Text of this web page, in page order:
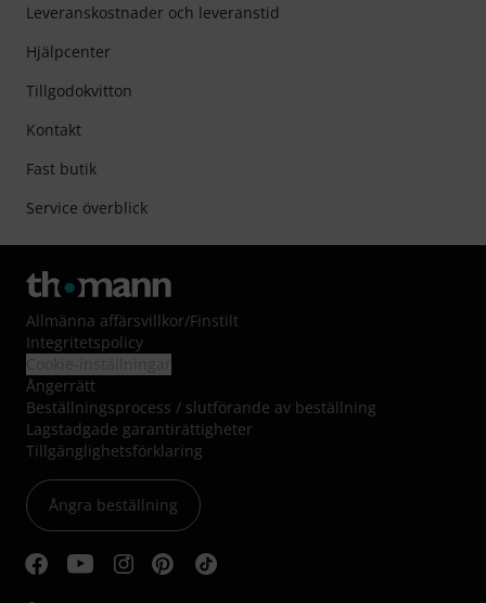
Leveranskostnader och leveranstid
Hjälpcenter
Tillgodokvitton
Kontakt
Fast butik
Service överblick
Allmänna affärsvillkor/Finstilt
Integritetspolicy
Ångerrätt
Beställningsprocess / slutförande av beställning
Lagstadgade garantirättigheter
Tillgänglighetsförklaring
Ångra beställning